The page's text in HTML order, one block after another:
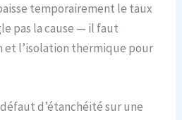
temporairement le taux
pas la cause — il faut
l’isolation thermique pour
d’étanchéité sur une